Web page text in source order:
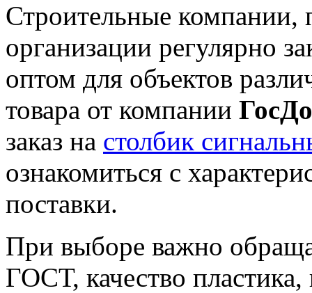
Строительные
организации регулярно
оптом для объектов
товара от компании
заказ на столбик
ознакомиться с
поставки.
При выборе важно
ГОСТ, качество